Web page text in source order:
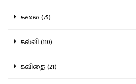
கலை (75)
கல்வி (110)
கவிதை (21)